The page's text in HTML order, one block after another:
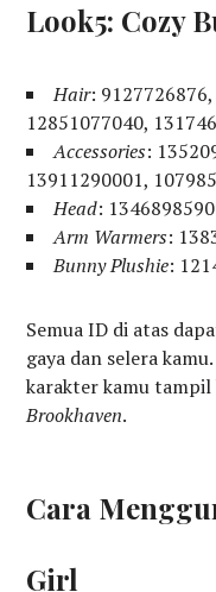
Look5: Cozy
Hair:
12851077040,
Accessories:
13911290001,
Head:
Arm Warmers:
Bunny Plushie:
Semua ID di atas
gaya dan selera
karakter kamu tampil
Brookhaven.
Cara
Girl